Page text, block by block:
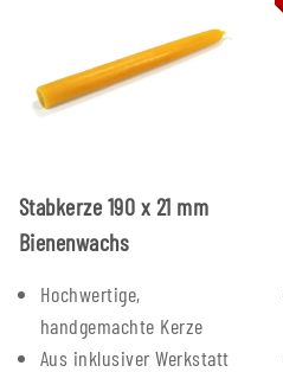
Stabkerze 190 x 21 mm
Bienenwachs
Hochwertige,
handgemachte Kerze
Aus inklusiver Werkstatt